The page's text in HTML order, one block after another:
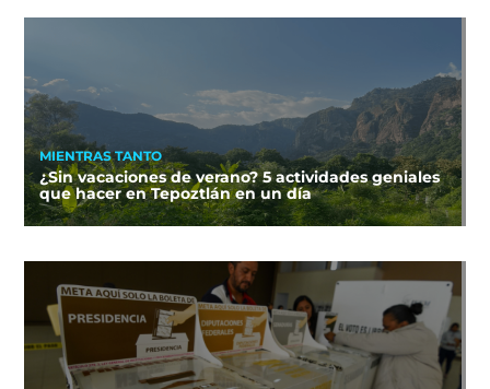
MIENTRAS TANTO
¿Sin vacaciones de verano? 5 actividades geniales
que hacer en Tepoztlán en un día